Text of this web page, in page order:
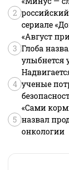
2
сериале
3
«Август
Глоба
улыбнется
4 ученые
5
«Сами
назвал
онкологии